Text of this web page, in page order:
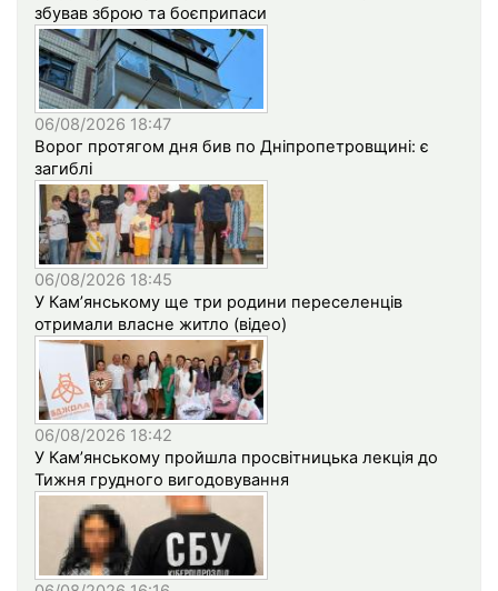
збував зброю та боєприпаси
06/08/2026 18:47
Ворог протягом дня бив по Дніпропетровщині: є
загиблі
06/08/2026 18:45
У Кам’янському ще три родини переселенців
отримали власне житло (відео)
06/08/2026 18:42
У Кам’янському пройшла просвітницька лекція до
Тижня грудного вигодовування